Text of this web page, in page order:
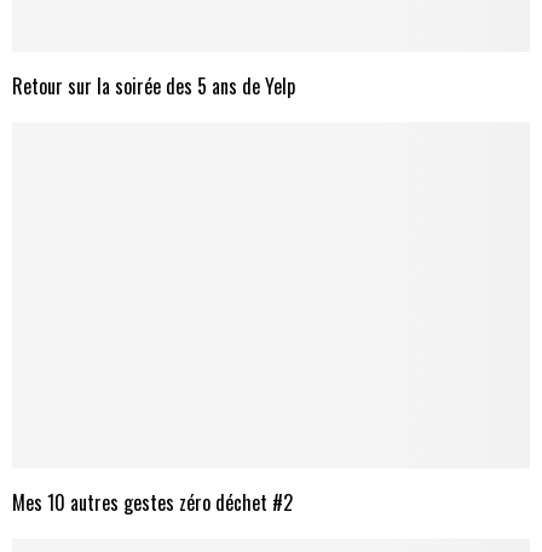
Retour sur la soirée des 5 ans de Yelp
Mes 10 autres gestes zéro déchet #2